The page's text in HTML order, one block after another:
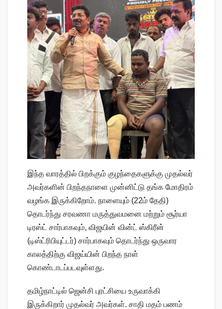
இந்த வாரத்தில் பிறக்கும் குழந்தைகளுக்கு முதல்வர்
அவர்களின் பிறந்தநாளை முன்னிட்டு தங்க மோதிரம்
வழங்க இருக்கிறோம். நாளையும் (22ம் தேதி)
தொடர்ந்து சரவணா மருத்துவமனை மற்றும் சூர்யா
டிரஸ்ட் சார்பாகவும், விஜயின் வின்ட் ஸ்கிரீன்
(டிஸ்ட்ரிபியுட்டர்) சார்பாகவும் தொடர்ந்து ஒருவார
காலத்திற்கு விஜய்யின் பிறந்த நாள்
கொண்டாடப்படவுள்ளது.
தமிழ்நாட்டில் ஜென்சி புரட்சியை உருவாக்கி
இருக்கிறார் முதல்வர் அவர்கள். சாதி மதம் பணம்